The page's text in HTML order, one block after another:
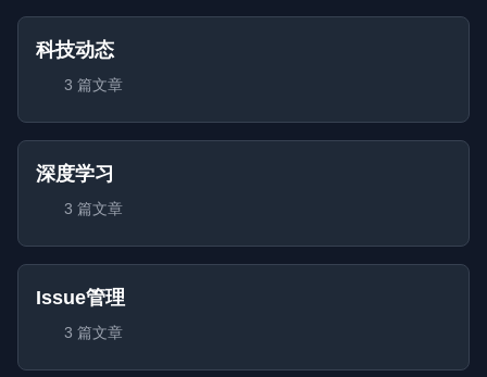
科技动态
3 篇文章
深度学习
3 篇文章
Issue管理
3 篇文章